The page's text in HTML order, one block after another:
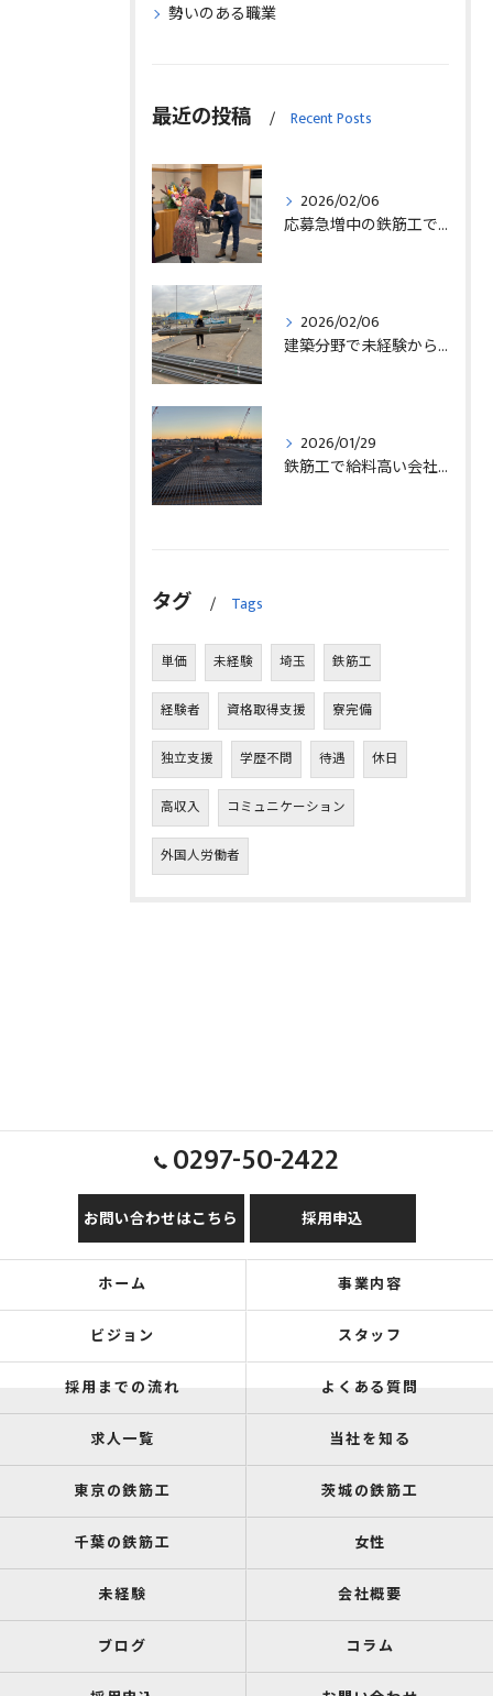
勢いのある職業
最近の投稿 Recent Posts
2026/02/06
応募急増中の鉄筋工で高給を目指す方法徹底解説埼玉県三郷市版
2026/02/06
建築分野で未経験から始める求人探しと三郷市で正社員就職の秘訣
2026/01/29
鉄筋工で給料高い会社に転職したリアルなインタビュー事例を埼玉県三郷市で解説
タグ Tags
単価 未経験 埼玉 鉄筋工
経験者 資格取得支援 寮完備
独立支援 学歴不問 待遇 休日
高収入 コミュニケーション
外国人労働者
0297-50-2422
お問い合わせはこちら 採用申込
ホーム 事業内容
ビジョン スタッフ
採用までの流れ よくある質問
求人一覧 当社を知る
東京の鉄筋工 茨城の鉄筋工
千葉の鉄筋工 女性
未経験 会社概要
ブログ コラム